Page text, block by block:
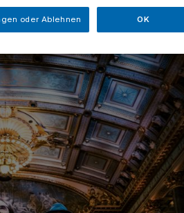
oder Ablehnen OK